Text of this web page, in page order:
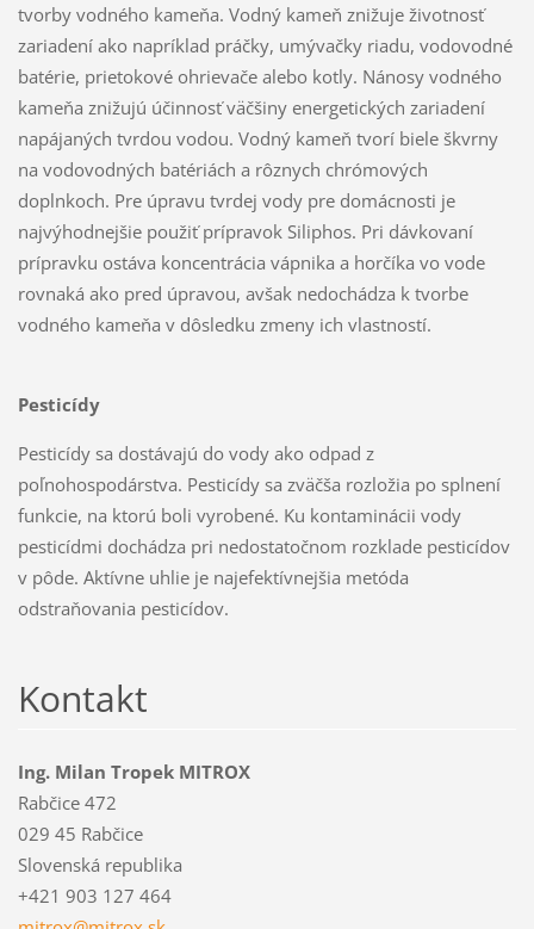
tvorby vodného kameňa. Vodný kameň znižuje životnosť
zariadení ako napríklad práčky, umývačky riadu, vodovodné
batérie, prietokové ohrievače alebo kotly. Nánosy vodného
kameňa znižujú účinnosť väčšiny energetických zariadení
napájaných tvrdou vodou. Vodný kameň tvorí biele škvrny
na vodovodných batériách a rôznych chrómových
doplnkoch. Pre úpravu tvrdej vody pre domácnosti je
najvýhodnejšie použiť prípravok Siliphos. Pri dávkovaní
prípravku ostáva koncentrácia vápnika a horčíka vo vode
rovnaká ako pred úpravou, avšak nedochádza k tvorbe
vodného kameňa v dôsledku zmeny ich vlastností.
Pesticídy
Pesticídy sa dostávajú do vody ako odpad z
poľnohospodárstva. Pesticídy sa zväčša rozložia po splnení
funkcie, na ktorú boli vyrobené. Ku kontaminácii vody
pesticídmi dochádza pri nedostatočnom rozklade pesticídov
v pôde. Aktívne uhlie je najefektívnejšia metóda
odstraňovania pesticídov.
Kontakt
Ing. Milan Tropek MITROX
Rabčice 472
029 45 Rabčice
Slovenská republika
+421 903 127 464